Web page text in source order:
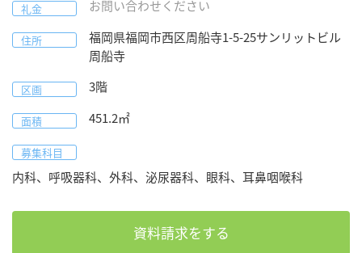
礼金 お問い合わせください
住所 福岡県福岡市西区周船寺1-5-25サンリットビル
周船寺
区画 3階
面積 451.2㎡
募集科目
内科、呼吸器科、外科、泌尿器科、眼科、耳鼻咽喉科
資料請求をする